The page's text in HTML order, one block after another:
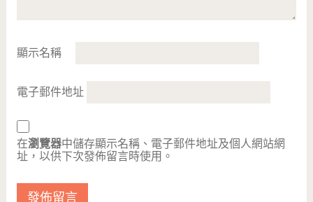
顯示名稱
電子郵件地址
在瀏覽器中儲存顯示名稱、電子郵件地址及個人網站網
址，以供下次發佈留言時使用。